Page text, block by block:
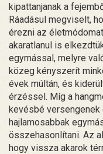
kipattanjanak a
Ráadásul megviselt,
érezni az
akaratlanul is
egymással, melyre
közeg kényszerít
évek múltán, és
érzéssel. Míg a
kevésbé versengenek
hajlamosabbak
összehasonlítani. Az
hogy vissza akarok